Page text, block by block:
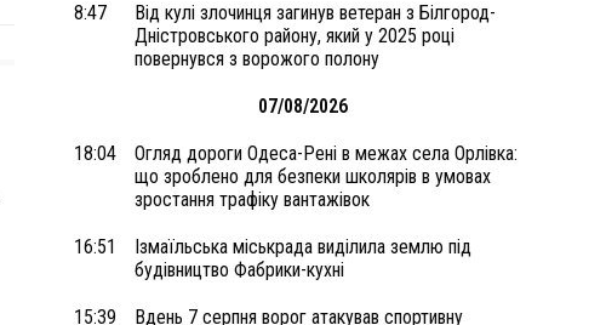
8:47
Від кулі злочинця загинув ветеран з Білгород-
Дністровського району, який у 2025 році
повернувся з ворожого полону
07/08/2026
18:04
Огляд дороги Одеса-Рені в межах села Орлівка:
що зроблено для безпеки школярів в умовах
зростання трафіку вантажівок
16:51
Ізмаїльська міськрада виділила землю під
будівництво Фабрики-кухні
15:39
Вдень 7 серпня ворог атакував спортивну